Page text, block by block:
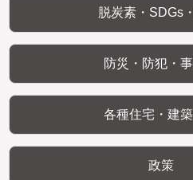
脱炭素・SDGs
防災・防犯・
各種住宅・建
政策